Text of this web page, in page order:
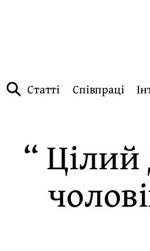
Статті Співпраці
“